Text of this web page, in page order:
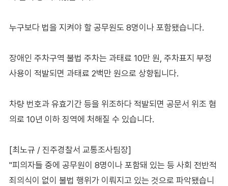
누구보다 법을 지켜야 할 공무원도 8명이나 포함됐습니다.
장애인 주차구역 불법 주차는 과태료 10만 원, 주차표지 부정
사용이 적발되면 과태료 2백만 원으로 상향됩니다.
차량 번호과 유효기간 등을 위조하다 적발되면 공문서 위조 혐
의로 10년 이하 징역에 처해질 수 있습니다.
[최노규 / 진주경찰서 교통조사팀장]
"피의자들 중에 공무원이 8명이나 포함돼 있는 등 사회 전반적
죄의식이 없이 불법 행위가 이뤄지고 있는 것으로 파악됐습니